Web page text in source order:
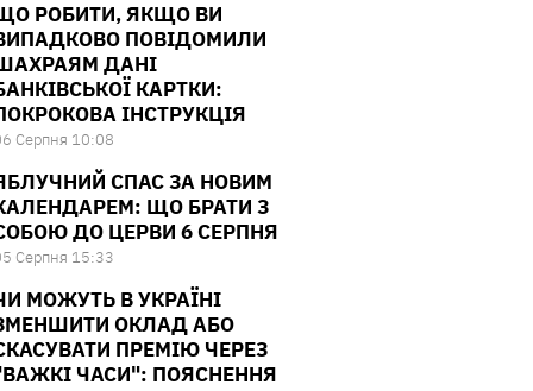
РОБИТИ, ЯКЩО ВИ
ПОВІДОМИЛИ
ДАНІ
КАРТКИ:
ІНСТРУКЦІЯ
Серпня 10:08
СПАС ЗА НОВИМ
ЩО БРАТИ З
ДО ЦЕРВИ 6 СЕРПНЯ
Серпня 15:33
МОЖУТЬ В УКРАЇНІ
ОКЛАД АБО
ПРЕМІЮ ЧЕРЕЗ
ЧАСИ": ПОЯСНЕННЯ